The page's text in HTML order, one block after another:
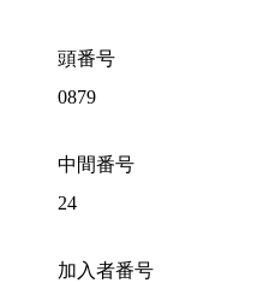
頭番号
0879
中間番号
24
加入者番号